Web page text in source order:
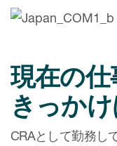
現在の
きっかけ
CRAとして勤務し